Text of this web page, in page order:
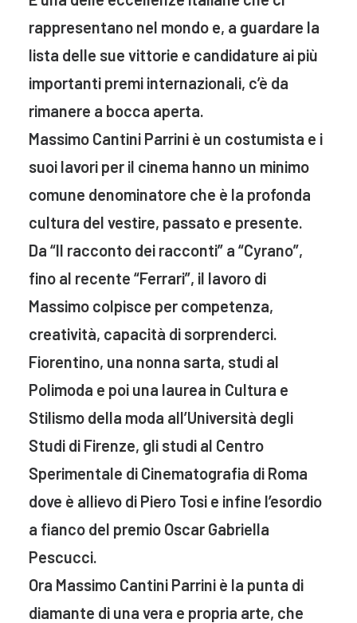
rappresentano nel mondo e, a guardare la
lista delle sue vittorie e candidature ai più
importanti premi internazionali, c’è da
rimanere a bocca aperta.
Massimo Cantini Parrini è un costumista e i
suoi lavori per il cinema hanno un minimo
comune denominatore che è la profonda
cultura del vestire, passato e presente.
Da “Il racconto dei racconti” a “Cyrano”,
fino al recente “Ferrari”, il lavoro di
Massimo colpisce per competenza,
creatività, capacità di sorprenderci.
Fiorentino, una nonna sarta, studi al
Polimoda e poi una laurea in Cultura e
Stilismo della moda all’Università degli
Studi di Firenze, gli studi al Centro
Sperimentale di Cinematografia di Roma
dove è allievo di Piero Tosi e infine l’esordio
a fianco del premio Oscar Gabriella
Pescucci.
Ora Massimo Cantini Parrini è la punta di
diamante di una vera e propria arte, che